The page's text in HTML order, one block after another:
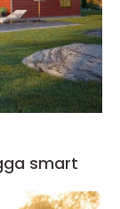
smart